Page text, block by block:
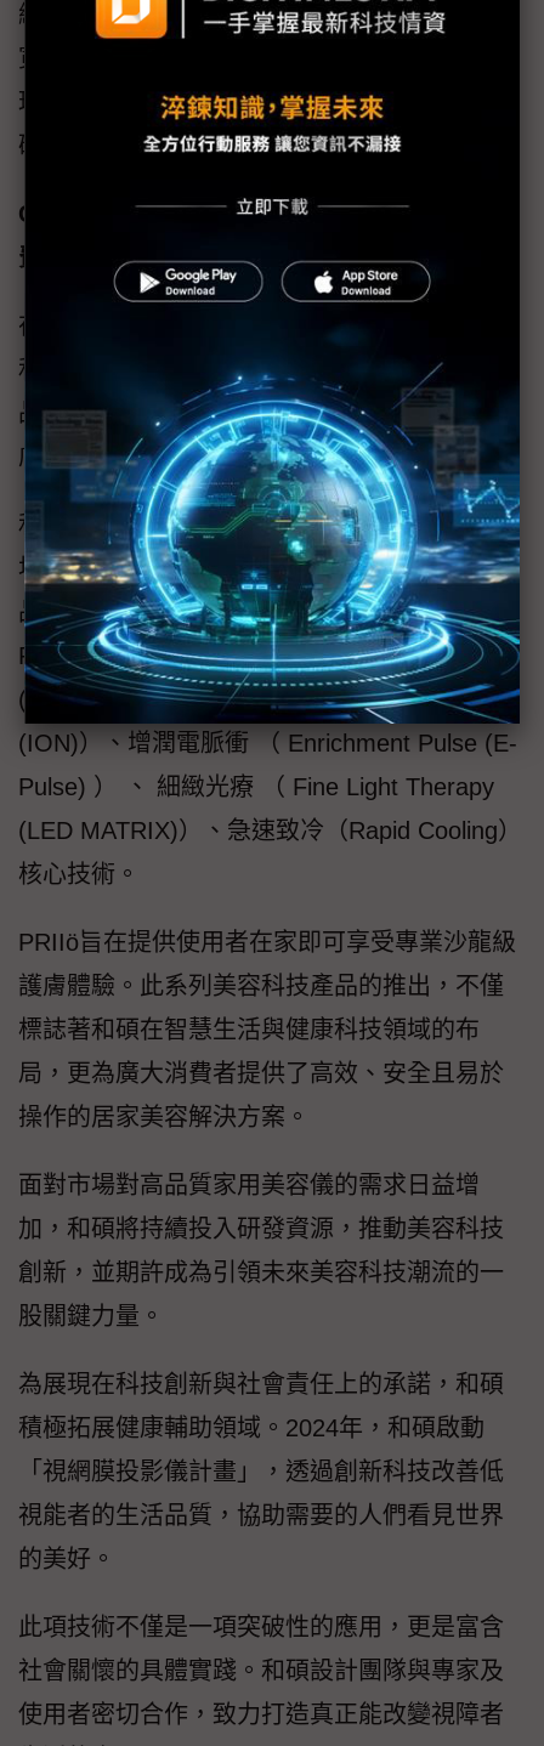
網路連接。該系列在頻寬利用率、低功耗以及
寬溫操作範圍等方面表現優異，適用於倉儲管
理、物流中心與智慧製造等場景，充分展現和
碩在5G領域的先進技術實力與市場應用潛力。
Consumer、Aesthetic & Assisted Living消
費、美容與生活輔助
在全球美容科技市場持續快速成長的趨勢下，
和碩以卓越研發與製造能力，推出的「PRIIö」
品牌家用美容儀，精準切入潛力巨大的居家護
膚市場。
和碩憑藉其在電子產品製造與精密組裝的領先
地位，將多項前沿科技整合至PRIIö美容科技產
品中。其中包括先進的彈潤射頰（Elastic
RF）、拉提微電流 （Lifting Microcurrent
(EMS)）、離子導出入（Ion Import/Export
(ION)）、增潤電脈衝 （ Enrichment Pulse (E-
Pulse) ） 、 細緻光療 （ Fine Light Therapy
(LED MATRIX)）、急速致冷（Rapid Cooling）
核心技術。
PRIIö旨在提供使用者在家即可享受專業沙龍級
護膚體驗。此系列美容科技產品的推出，不僅
標誌著和碩在智慧生活與健康科技領域的布
局，更為廣大消費者提供了高效、安全且易於
操作的居家美容解決方案。
面對市場對高品質家用美容儀的需求日益增
加，和碩將持續投入研發資源，推動美容科技
創新，並期許成為引領未來美容科技潮流的一
股關鍵力量。
為展現在科技創新與社會責任上的承諾，和碩
積極拓展健康輔助領域。2024年，和碩啟動
「視網膜投影儀計畫」，透過創新科技改善低
視能者的生活品質，協助需要的人們看見世界
的美好。
此項技術不僅是一項突破性的應用，更是富含
社會關懷的具體實踐。和碩設計團隊與專家及
使用者密切合作，致力打造真正能改變視障者